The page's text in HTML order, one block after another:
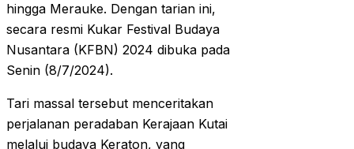
hingga Merauke. Dengan tarian ini,
secara resmi Kukar Festival Budaya
Nusantara (KFBN) 2024 dibuka pada
Senin (8/7/2024).
Tari massal tersebut menceritakan
perjalanan peradaban Kerajaan Kutai
melalui budaya Keraton, yang